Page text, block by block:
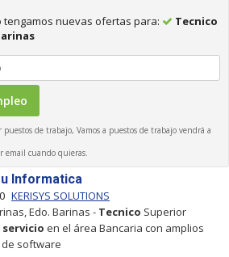
tengamos nuevas ofertas para:
Tecnico
de trabajo, Vamos a puestos de trabajo vendrá a
email cuando quieras.
Informatica
KERISYS SOLUTIONS
Edo. Barinas - Tecnico Superior
servicio en el área Bancaria con amplios
software